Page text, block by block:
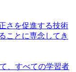
さを促進する技術
ことに専念してき
、すべての学習者